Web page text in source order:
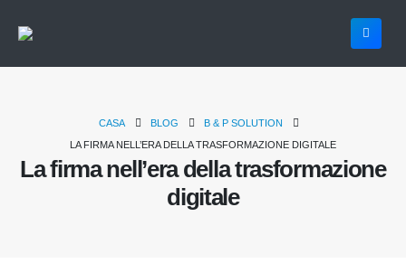
CASA BLOG
B & P SOLUTION
LA FIRMA NELL’ERA DELLA TRASFORMAZIONE DIGITALE
La firma nell’era della trasformazione
digitale